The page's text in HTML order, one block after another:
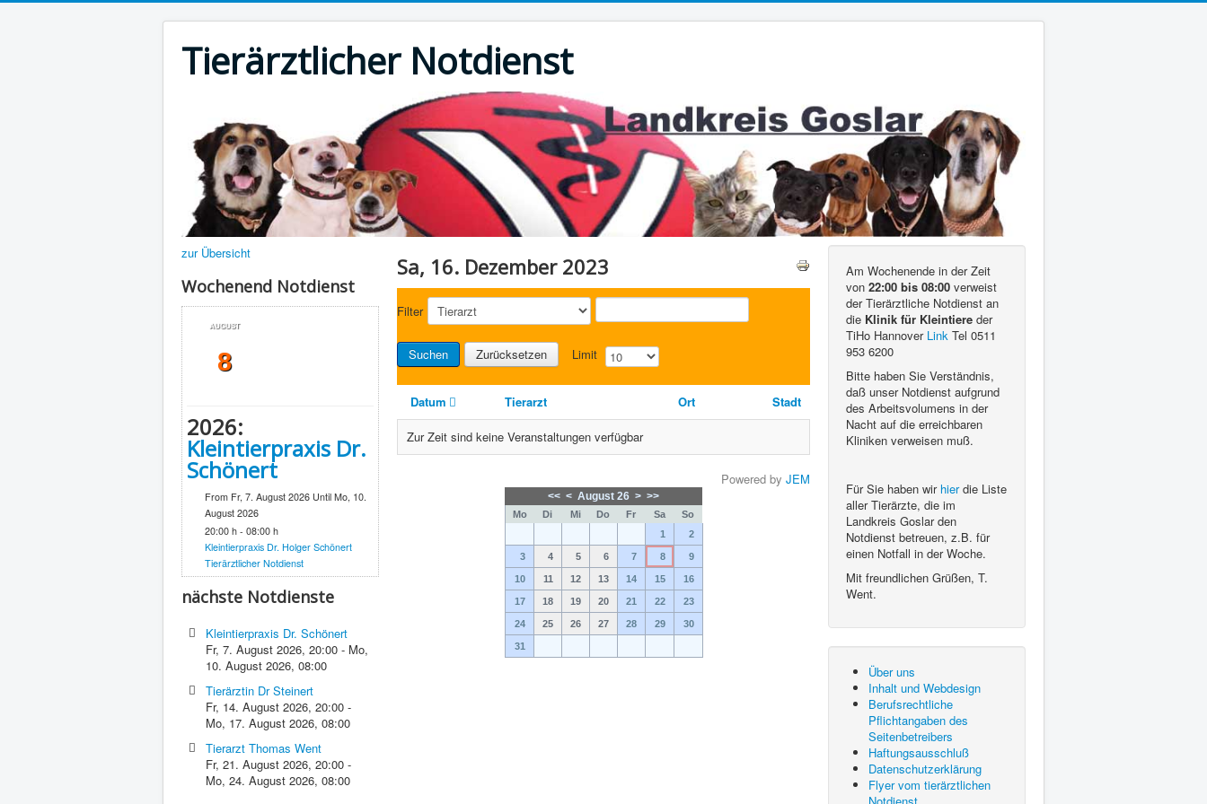
Tierärztlicher Notdienst
zur Übersicht
Wochenend Notdienst
AUGUST
8
2026:
Kleintierpraxis Dr.
Schönert
From Fr, 7. August 2026 Until Mo, 10.
August 2026
20:00 h - 08:00 h
Kleintierpraxis Dr. Holger Schönert
Tierärztlicher Notdienst
nächste Notdienste
Kleintierpraxis Dr. Schönert
Fr, 7. August 2026,20:00 - Mo,
10. August 2026,08:00
Tierärztin Dr Steinert
Fr, 14. August 2026,20:00 -
Mo, 17. August 2026,08:00
Tierarzt Thomas Went
Fr, 21. August 2026,20:00 -
Mo, 24. August 2026,08:00
Sa, 16. Dezember 2023
Filter
Suchen Zurücksetzen Limit
Datum Tierarzt Ort Stadt
Zur Zeit sind keine Veranstaltungen verfügbar
Powered by JEM
<< < August 26 > >>
Mo Di Mi Do Fr Sa
So
1
2
3 4 5 6 7 8 9
10 11 12 13 14 15 16
17 18 19 20 21 22 23
24 25 26 27 28 29 30
31
Am Wochenende in der Zeit
von 22:00 bis 08:00 verweist
der Tierärztliche Notdienst an
die Klinik für Kleintiere der
TiHo Hannover Link Tel 0511
953 6200
Bitte haben Sie Verständnis,
daß unser Notdienst aufgrund
des Arbeitsvolumens in der
Nacht auf die erreichbaren
Kliniken verweisen muß.
Für Sie haben wir hierdie Liste
aller Tierärzte, die im
Landkreis Goslar den
Notdienst betreuen, z.B. für
einen Notfall in der Woche.
Mit freundlichen Grüßen, T.
Went.
Über uns
Inhalt und Webdesign
Berufsrechtliche
Pflichtangaben des
Seitenbetreibers
Haftungsausschluß
Datenschutzerklärung
Flyer vom tierärztlichen